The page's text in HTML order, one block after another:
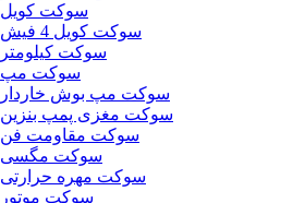
سوکت کویل
سوکت کویل 4 فیش
سوکت کیلومتر
سوکت مپ
سوکت مپ بوش خاردار
سوکت مغزی پمپ بنزین
سوکت مقاومت فن
سوکت مگسی
سوکت مهره حرارتی
سوکت موتور